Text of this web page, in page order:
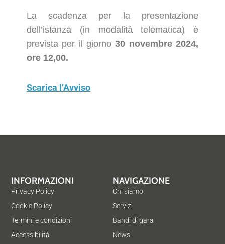
La scadenza per la presentazione
dell’istanza (in modalità telematica) è
prevista per il giorno 30 novembre 2024,
ore 12,00.
Scarica l’Avviso
NAVIGAZIONE
Chi siamo
Servizi
Bandi di gara
News
INFORMAZIONI
Privacy Policy
Cookie Policy
Termini e condizioni
Accessibilità